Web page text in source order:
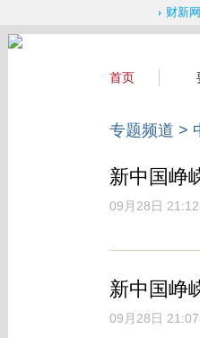
财新
首页
专题频道 >
新中国峥
09月28日 21:12
新中国峥
09月28日 21:07